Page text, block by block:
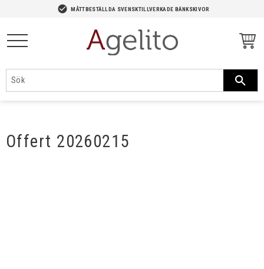
check_circle MÅTTBESTÄLLDA SVENSKTILLVERKADE BÄNKSKIVOR
Offert 20260215